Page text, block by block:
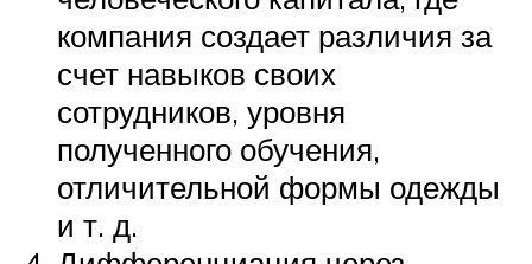
компания создает различия за
счет навыков своих
сотрудников, уровня
полученного обучения,
отличительной формы одежды
и т. д.